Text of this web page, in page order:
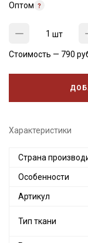
Оптом
шт
Стоимость — 790
Характеристики
Страна
Особенности
Артикул
Тип ткани